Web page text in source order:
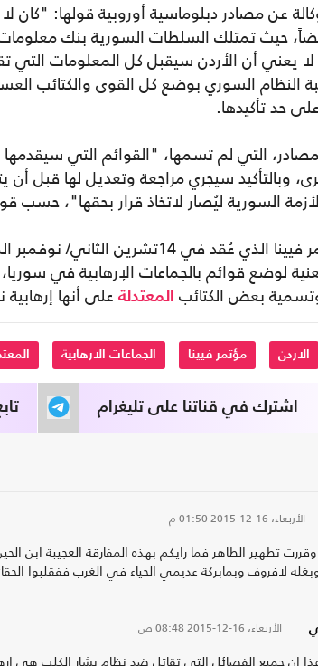
عن مصادر دبلوماسية أوروبية قولها: "كان
حيث تمتلك السلطات السورية بنك
يعني أن الأردن سيقبل كل المعلومات التي
النظام السوري بوضع كل القوى والكتائب
حد تأكيدها.
التي لم تسمها، "القوائم التي
وبالتأكيد سيجري مراجعة وتعديل لها قبل أن
السورية ليُصار لاتخاذ قرار بحقها"، حسب
وكان مؤتمر فيينا الذي عُقد في
لوضع قوائم بالجماعات الإرهابية في
بعض الكتائب
المعتدلة على أنها
الاردن مؤتمر فيينا الجماعات الارهابية
اشترك في قناتنا على تليغرام
الأربعاء، 16-12-2015 01:50 م
تطهير الطاهر فما رايكم بهذه المفارقة العجيبة
لافروف وبمابركة عديمي الحياء في الغرب ففقلبوا
الأربعاء، 16-12-2015 08:48 ص
إن جميع الفصائل التي تقاتل ضد نظام بشار الكلب هي